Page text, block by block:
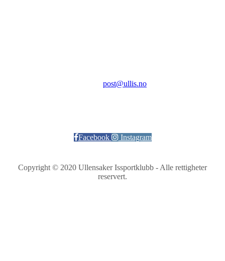
post@ullis.no
Facebook Instagram
Copyright © 2020 Ullensaker Issportklubb - Alle rettigheter
reservert.